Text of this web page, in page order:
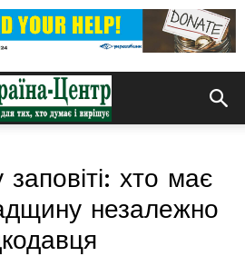
хто має
незалежно